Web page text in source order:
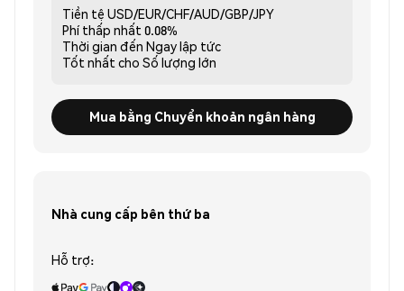
Tiền tệ USD/EUR/CHF/AUD/GBP/JPY
Phí thấp nhất 0.08%
Thời gian đến Ngay lập tức
Tốt nhất cho Số lượng lớn
Mua bằng Chuyển khoản ngân hàng
Nhà cung cấp bên thứ ba
Hỗ trợ: